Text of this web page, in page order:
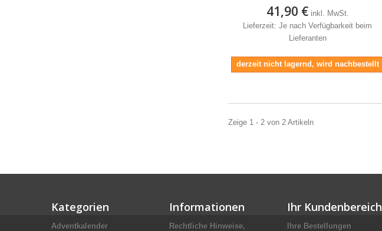
41,90 € inkl. MwSt.
Lieferzeit: Je nach Verfügbarkeit beim
Lieferanten
derzeit nicht lagernd, wird nachbestellt
Zeige 1 - 2 von 2 Artikeln
Kategorien
Adventkalender
Informationen
Rechtliche Hinweise,
Ihr Kundenbereich
Ihre Bestellungen